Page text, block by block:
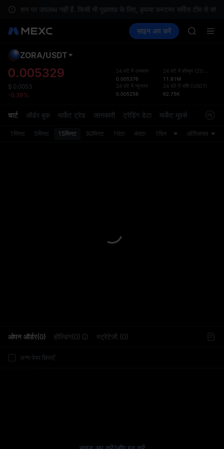
लोकेशन पर उपलब्ध नहीं हैं. किसी भी पूछताछ के लिए, कृपया कस्टमर सर्विस टीम से
स्पॉट फ़्यूचर्स SPCX कमाएँ
साइन अप करें
SKYAI
AAOI
SKYAI
को
ZORA/USDT
0.005329
$ 0.0053
-0.39%
24 घंटे में उच्चतम
0.005376
24 घंटे में न्यूनतम
0.005258
24 घंटे में वॉल्यूम (ZORA
11.81M
24 घंटे में राशि (USDT)
62.75K
चार्ट ऑर्डर बुक मार्केट ट्रेड जानकारी ट्रेडिंग डेटा मार्केट मूवर्स
1मिनट 5मिनट 15मिनट 30मिनट 1घंटा 4घंटा 1दिन ओरिजनल
ओपन ऑर्डर(0) होल्डिंग(0) स्ट्रेटेजी (0)
अन्य पेयर छिपाएँ